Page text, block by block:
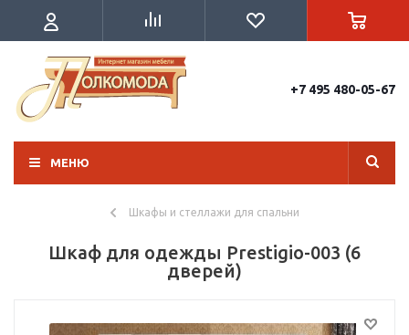
+7 495 480-05-67
МЕНЮ
Шкафы и стеллажи для спальни
Шкаф для одежды Prestigio-003 (6
дверей)